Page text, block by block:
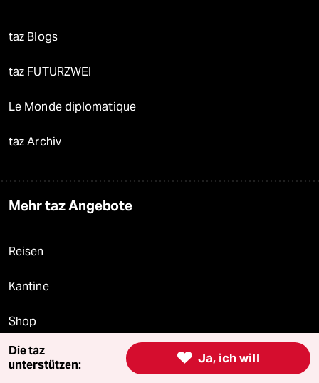
taz Blogs
taz FUTURZWEI
Le Monde diplomatique
taz Archiv
Mehr taz Angebote
Reisen
Kantine
Shop
Anzeigen  Ja, ich will
Die taz
unterstützen: